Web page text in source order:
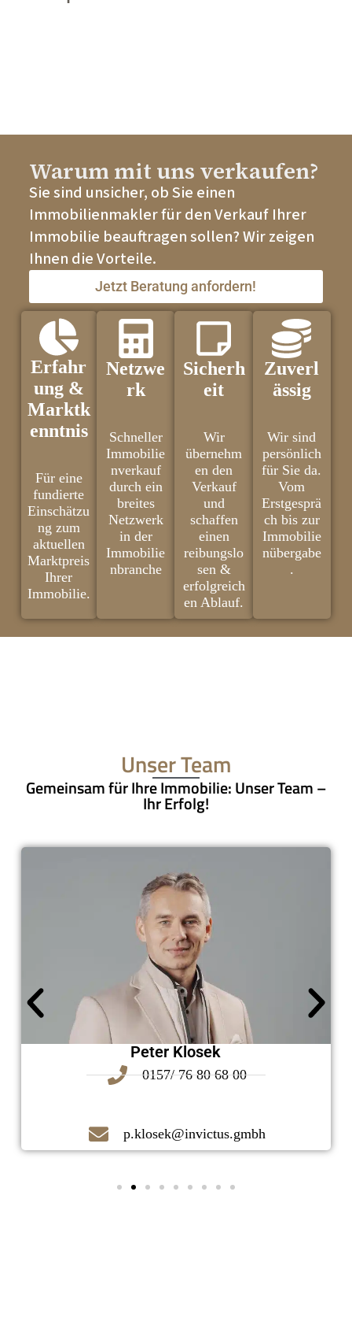
Warum mit uns verkaufen?
Sie sind unsicher, ob Sie einen
Immobilienmakler für den Verkauf Ihrer
Immobilie beauftragen sollen? Wir zeigen
Ihnen die Vorteile.
Jetzt Beratung anfordern!
Erfahr
ung &
Marktk
enntnis
Für eine
fundierte
Einschätzu
ng zum
aktuellen
Marktpreis
Ihrer
Immobilie.
Netzwe
rk
Schneller
Immobilie
nverkauf
durch ein
breites
Netzwerk
in der
Immobilie
nbranche
Sicherh
eit
Wir
übernehm
en den
Verkauf
und
schaffen
einen
reibungslo
sen &
erfolgreich
en Ablauf.
Zuverl
ässig
Wir sind
persönlich
für Sie da.
Vom
Erstgesprä
ch bis zur
Immobilie
nübergabe
.
Unser Team
Gemeinsam für Ihre Immobilie: Unser Team –
Ihr Erfolg!
Peter Klosek
0157/ 76 80 68 00
p.klosek@invictus.gmbh